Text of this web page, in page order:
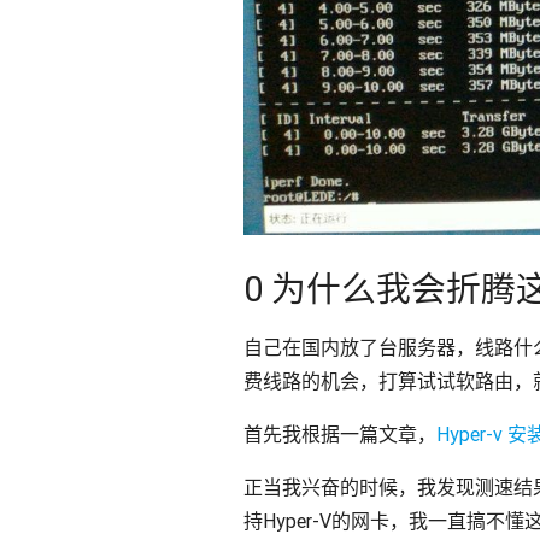
0 为什么我会折腾
自己在国内放了台服务器，线路
费线路的机会，打算试试软路由
首先我根据一篇文章， Hyper-v 安
正当我兴奋的时候，我发现测速
持Hyper-V的网卡，我一直搞不懂